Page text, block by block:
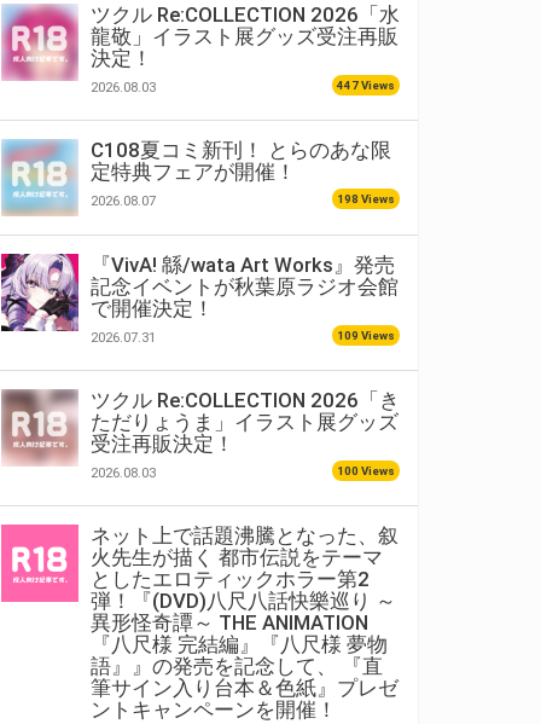
ツクル Re:COLLECTION 2026「水
龍敬」イラスト展グッズ受注再販
決定！
2026.08.03 447 Views
C108夏コミ新刊！ とらのあな限
定特典フェアが開催！
2026.08.07 198 Views
『VivA! 緜/wata Art Works』発売
記念イベントが秋葉原ラジオ会館
で開催決定！
2026.07.31 109 Views
ツクル Re:COLLECTION 2026「き
ただりょうま」イラスト展グッズ
受注再販決定！
2026.08.03 100 Views
ネット上で話題沸騰となった、叙
火先生が描く 都市伝説をテーマ
としたエロティックホラー第2
弾！『(DVD)八尺八話快樂巡り ～
異形怪奇譚～ THE ANIMATION
『八尺様 完結編』『八尺様 夢物
語』』の発売を記念して、 『直
筆サイン入り台本＆色紙』プレゼ
ントキャンペーンを開催！